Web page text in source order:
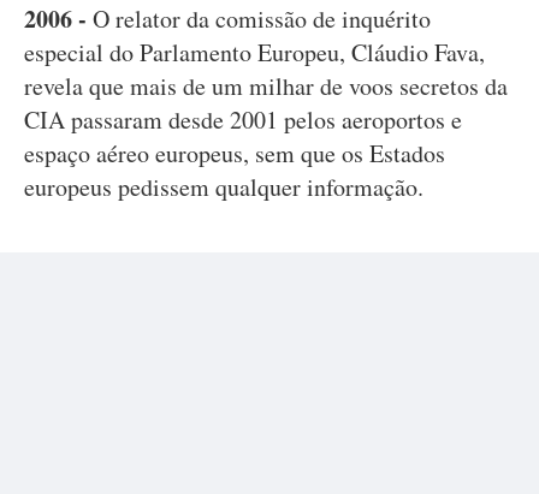
2006 - O relator da comissão de inquérito
especial do Parlamento Europeu, Cláudio Fava,
revela que mais de um milhar de voos secretos da
CIA passaram desde 2001 pelos aeroportos e
espaço aéreo europeus, sem que os Estados
europeus pedissem qualquer informação.